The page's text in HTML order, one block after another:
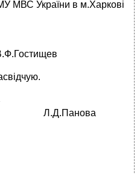
МВС України в м.Харкові